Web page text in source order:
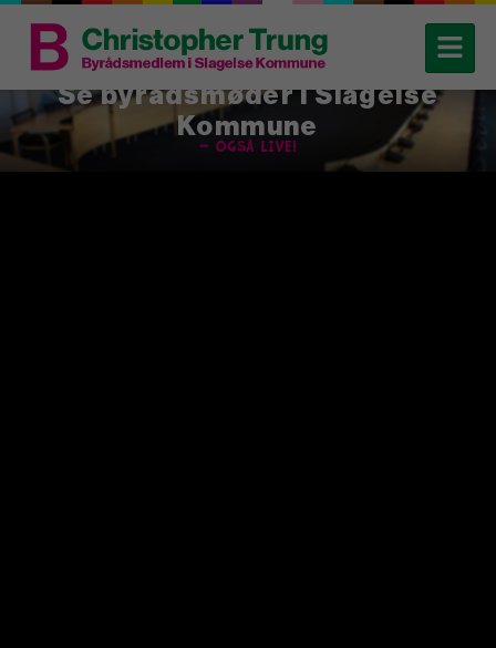
Se byrådsmøder i Slagelse
Kommune
– også live!